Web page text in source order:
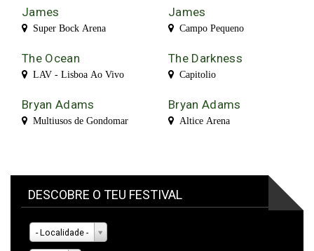
James
Super Bock Arena
James
Campo Pequeno
The Ocean
LAV - Lisboa Ao Vivo
The Darkness
Capitolio
Bryan Adams
Multiusos de Gondomar
Bryan Adams
Altice Arena
DESCOBRE O TEU FESTIVAL
- Localidade -